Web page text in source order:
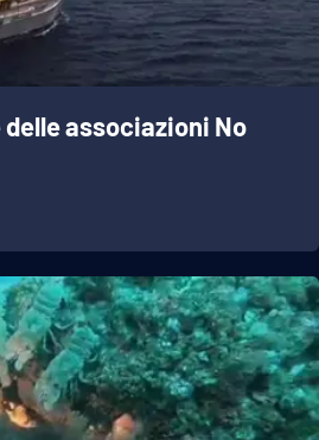
associazioni No